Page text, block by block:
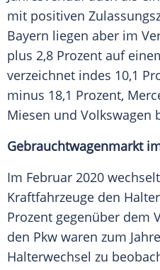
mit positiven
Bayern liegen aber im
plus 2,8 Prozent auf
verzeichnet indes 10,1
minus 18,1 Prozent,
Miesen und Volkswagen
Gebrauchtwagenmarkt
Im Februar 2020
Kraftfahrzeuge den
Prozent gegenüber dem
den Pkw waren zum
Halterwechsel zu